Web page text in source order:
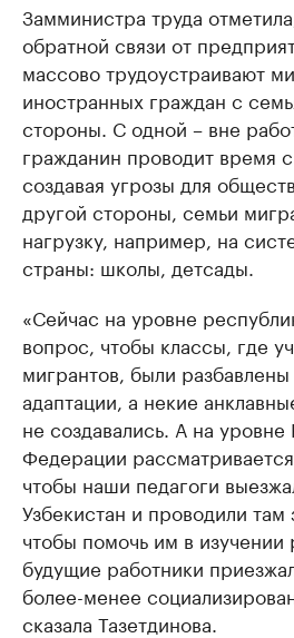
Замминистра труда
обратной связи от
массово трудоустраивают
иностранных граждан с
стороны. С одной – вне
гражданин проводит время
создавая угрозы для
другой стороны, семьи
нагрузку, например, на
страны: школы, детсады.
«Сейчас на уровне
вопрос, чтобы классы, где
мигрантов, были
адаптации, а некие
не создавались. А на
Федерации
чтобы наши педагоги
Узбекистан и проводили там
чтобы помочь им в изучении
будущие работники
более-менее
сказала Тазетдинова.